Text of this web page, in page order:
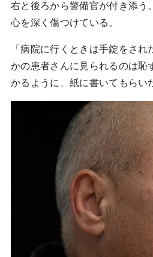
右と後ろから警備官が付き添う
心を深く傷つけている。
「病院に行くときは手錠をさ
かの患者さんに見られるのは恥
かるように、紙に書いてもらい